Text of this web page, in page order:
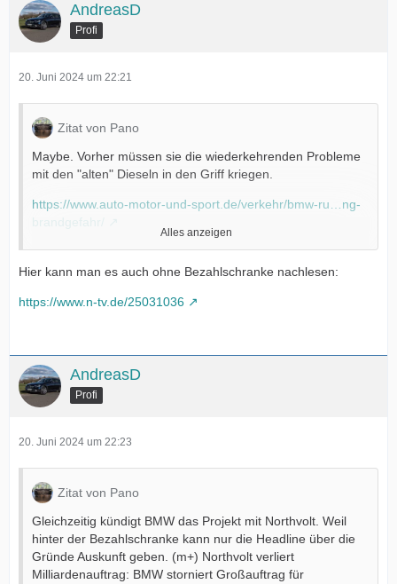
AndreasD
Profi
20. Juni 2024 um 22:21
Zitat von Pano
Maybe. Vorher müssen sie die wiederkehrenden Probleme
mit den "alten" Dieseln in den Griff kriegen.
https://www.auto-motor-und-sport.de/verkehr/bmw-ru…ng-
Gleichzeitig kündigt BMW das Projekt mit Northvolt. Weil
hinter der Bezahlschranke kann nur die Headline über die
Grüße
Pano
Alles anzeigen
Hier kann man es auch ohne Bezahlschranke nachlesen:
https://www.n-tv.de/25031036
AndreasD
Profi
20. Juni 2024 um 22:23
Zitat von Pano
Gleichzeitig kündigt BMW das Projekt mit Northvolt. Weil
hinter der Bezahlschranke kann nur die Headline über die
Gründe Auskunft geben. (m+) Northvolt verliert
Milliardenauftrag: BMW storniert Großauftrag für